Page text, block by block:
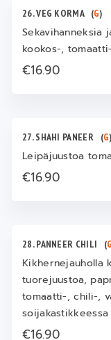
26. VEG KORMA (G)
Sekavihanneksia
kookos-,
€16.90
27. SHAHI PANEER (G)
Leipäjuustoa
€16.90
28. PANNEER CHILI (G
tuorejuustoa,
tomaatti-, chili-,
soijakastikkeessa
€16.90